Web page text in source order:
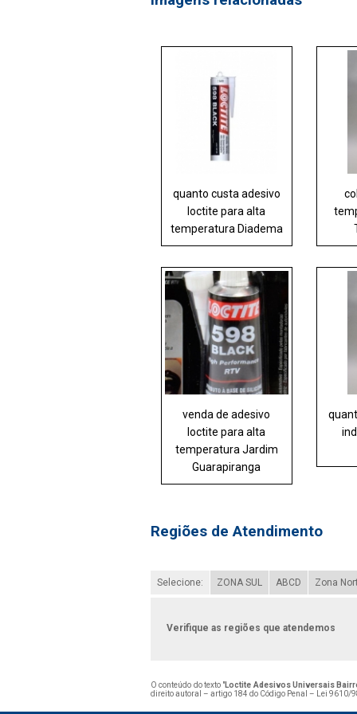
quanto custa adesivo
loctite para alta
temperatura Diadema
venda de adesivo
loctite para alta
temperatura Jardim
Guarapiranga
Regiões de Atendimento
Selecione: ZONA SUL ABCD Zona
Verifique as regiões que atendemos
O conteúdo do texto "Loctite Adesivos Universais
direito autoral – artigo 184 do Código Penal –
Lei 9610/